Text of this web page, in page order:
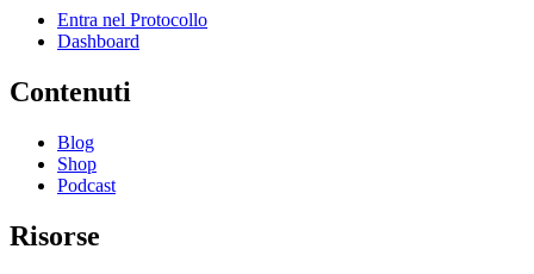
Entra nel Protocollo
Dashboard
Contenuti
Blog
Shop
Podcast
Risorse